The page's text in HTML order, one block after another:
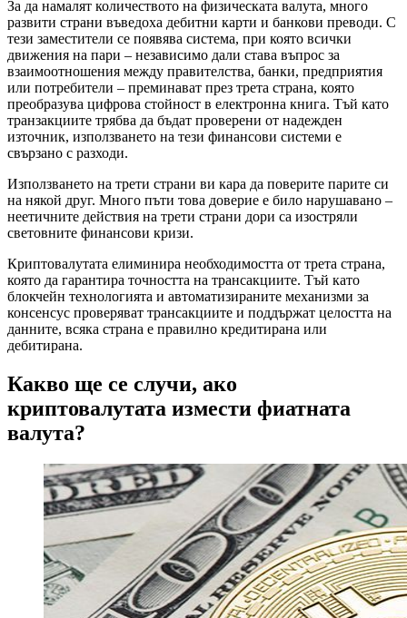
За да намалят количеството на физическата валута, много
развити страни въведоха дебитни карти и банкови преводи. С
тези заместители се появява система, при която всички
движения на пари – независимо дали става въпрос за
взаимоотношения между правителства, банки, предприятия
или потребители – преминават през трета страна, която
преобразува цифрова стойност в електронна книга. Тъй като
транзакциите трябва да бъдат проверени от надежден
източник, използването на тези финансови системи е
свързано с разходи.
Използването на трети страни ви кара да поверите парите си
на някой друг. Много пъти това доверие е било нарушавано –
неетичните действия на трети страни дори са изостряли
световните финансови кризи.
Криптовалутата елиминира необходимостта от трета страна,
която да гарантира точността на трансакциите. Тъй като
блокчейн технологията и автоматизираните механизми за
консенсус проверяват трансакциите и поддържат целостта на
данните, всяка страна е правилно кредитирана или
дебитирана.
Какво ще се случи, ако
криптовалутата измести фиатната
валута?